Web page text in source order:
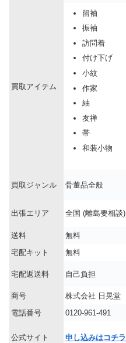
買取アイテム
留袖
振袖
訪問着
付け下げ
小紋
作家
紬
友禅
帯
和装小物
買取ジャンル 骨董品全般
出張エリア 全国 (離島要相談)
送料
無料
宅配キット
無料
宅配返送料 自己負担
商号
株式会社 日晃堂
電話番号
0120-961-491
公式サイト 申し込みはコチラ